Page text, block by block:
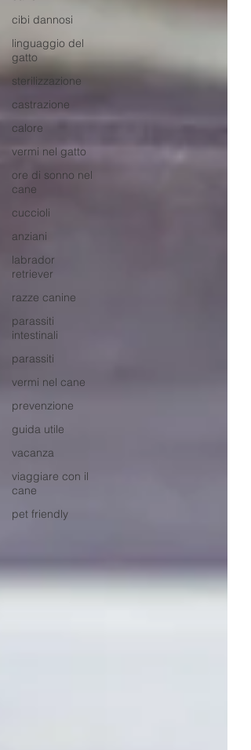
cibi dannosi
linguaggio del
gatto
sterilizzazione
castrazione
calore
vermi nel gatto
ore di sonno nel
cane
cuccioli
anziani
labrador
retriever
razze canine
parassiti
intestinali
parassiti
vermi nel cane
prevenzione
guida utile
vacanza
viaggiare con il
cane
pet friendly